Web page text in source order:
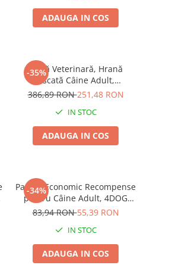
ADAUGA IN COS
-35%
Dietă Veterinară, Hrană
Uscată Câine Adult,
EXCLUSION Intestinal, Talie
12kg
386,89 RON251,48 RON
IN STOC
ADAUGA IN COS
-34%
Pachet Economic Recompense
pentru Câine Adult, 4DOG
GOODIES Classic, Jerky
83,94 RON55,39 RON
IN STOC
ADAUGA IN COS